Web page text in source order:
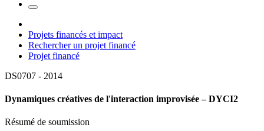
Projets financés et impact
Rechercher un projet financé
Projet financé
DS0707 - 2014
Dynamiques créatives de l'interaction improvisée – DYCI2
Résumé de soumission